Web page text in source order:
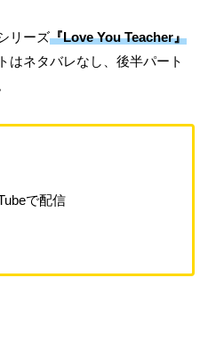
リーズ『Love You Teacher』
はネタバレなし、後半パート
で配信